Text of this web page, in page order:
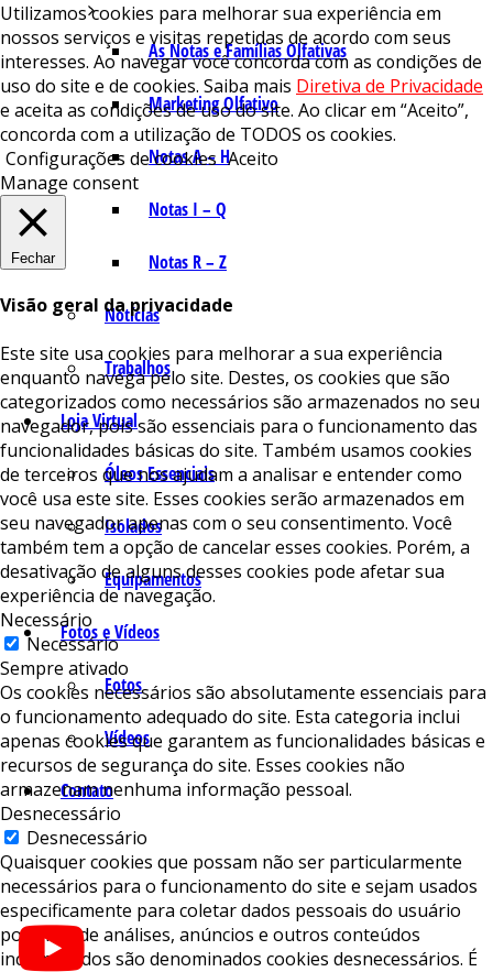
As Notas e Famílias Olfativas
Marketing Olfativo
Notas A – H
Notas I – Q
Notas R – Z
Notícias
Trabalhos
Loja Virtual
Óleos Essenciais
Isolados
Equipamentos
Fotos e Vídeos
Fotos
Vídeos
Contato
Utilizamos cookies para melhorar sua experiência em
nossos serviços e visitas repetidas de acordo com seus
interesses. Ao navegar você concorda com as condições de
uso do site e de cookies. Saiba mais Diretiva de Privacidade
e aceita as condições de uso do site. Ao clicar em “Aceito”,
concorda com a utilização de TODOS os cookies.
Configurações de cookies Aceito
Manage consent
Fechar
Visão geral da privacidade
Este site usa cookies para melhorar a sua experiência
enquanto navega pelo site. Destes, os cookies que são
categorizados como necessários são armazenados no seu
navegador, pois são essenciais para o funcionamento das
funcionalidades básicas do site. Também usamos cookies
de terceiros que nos ajudam a analisar e entender como
você usa este site. Esses cookies serão armazenados em
seu navegador apenas com o seu consentimento. Você
também tem a opção de cancelar esses cookies. Porém, a
desativação de alguns desses cookies pode afetar sua
experiência de navegação.
Necessário
Necessário
Sempre ativado
Os cookies necessários são absolutamente essenciais para
o funcionamento adequado do site. Esta categoria inclui
apenas cookies que garantem as funcionalidades básicas e
recursos de segurança do site. Esses cookies não
armazenam nenhuma informação pessoal.
Desnecessário
Desnecessário
Quaisquer cookies que possam não ser particularmente
necessários para o funcionamento do site e sejam usados ​​
especificamente para coletar dados pessoais do usuário
por meio de análises, anúncios e outros conteúdos
incorporados são denominados cookies desnecessários. É